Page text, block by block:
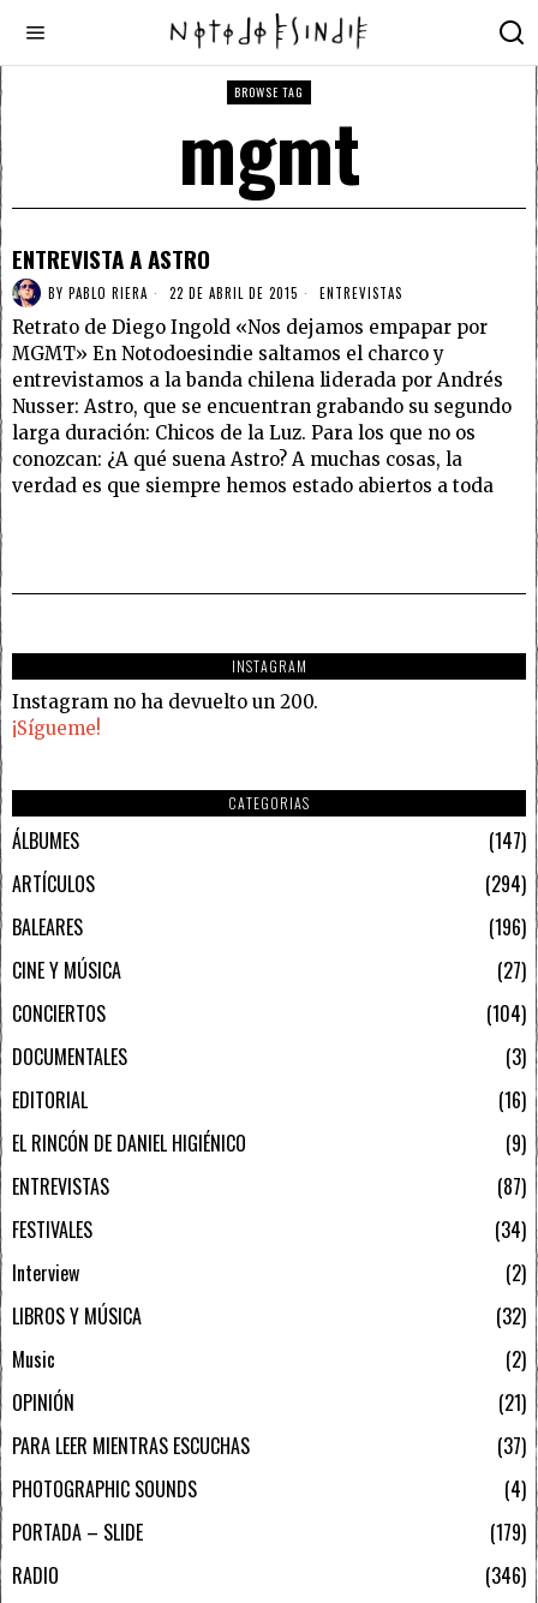
BROWSE TAG
mgmt
ENTREVISTA A ASTRO
BY PABLO RIERA 22 DE ABRIL DE 2015 ENTREVISTAS
Retrato de Diego Ingold «Nos dejamos empapar por
MGMT» En Notodoesindie saltamos el charco y
entrevistamos a la banda chilena liderada por Andrés
Nusser: Astro, que se encuentran grabando su segundo
larga duración: Chicos de la Luz. Para los que no os
conozcan: ¿A qué suena Astro? A muchas cosas, la
verdad es que siempre hemos estado abiertos a toda
INSTAGRAM
Instagram no ha devuelto un 200.
¡Sígueme!
CATEGORIAS
ÁLBUMES
147
ARTÍCULOS
294
BALEARES
196
CINE Y MÚSICA
27
CONCIERTOS
104
DOCUMENTALES
3
EDITORIAL
16
EL RINCÓN DE DANIEL HIGIÉNICO
9
ENTREVISTAS
87
FESTIVALES
34
Interview
2
LIBROS Y MÚSICA
32
Music
2
OPINIÓN
21
PARA LEER MIENTRAS ESCUCHAS
37
PHOTOGRAPHIC SOUNDS
4
PORTADA – SLIDE
179
RADIO
346